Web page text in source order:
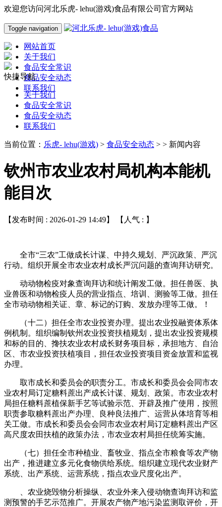
欢迎您访问河北乐虎- lehu(游戏)食品有限公司官方网站
Toggle navigation
网站首页
关于我们
食品安全常识
食品安全动态
联系我们
快捷导航
关于我们
食品安全常识
食品安全动态
联系我们
当前位置： 乐虎- lehu(游戏) > 食品安全动态 > > 新闻内容
钦州市农业农村局机构本能机
能目次
【发布时间 : 2026-01-29 14:49】 【人气 : 】
全市“三农”工做成长计谋、中持久规划、严沉政策、严沉
行动。组织开展全市农业农村成长严沉问题的查询拜访研究。
动动物检疫对象查询拜访和统计阐发工做。担任兽医、执
业兽医和动物检疫人员的营业指点、培训、测验等工做。担任
全市动动物相关证、章、标记的订购、发放办理等工做。！
（十二）担任全市农业投资办理。提出农业投融资体系体
例机制。组织编制钦州农业投资扶植规划，提出农业投资规模
和标的目的、搀扶农业农村成长财务项目标，承担地方、自治
区、市农业投资扶植项目，担任农业投资项目资金放置和监视
办理。
取市成长和委员会的职责分工。市成长和委员会会同市农
业农村局订定糖料蔗出产成长计谋、规划、政策。市农业农村
局担任糖料蔗植保新手艺等试验示范、开辟及推广使用，按照
职责参取糖料蔗出产办理、良种良法推广、运营从体培育等相
关工做。市成长和委员会会同市农业农村局订定糖料蔗出产区
高尺度农田扶植的政策办法，市农业农村局担任统筹实施。
（七）担任全市种植业、畜牧业、指点全市粮食等农产物
出产，推进建立多元化食物供给系统。组织建立现代农业财产
系统、出产系统、运营系统，指点农业尺度化出产。
、农业烧毁物分析操纵、农业外来入侵动物查询拜访和监
测预警的手艺示范推广。开展农产物产地污染监测取评价，开